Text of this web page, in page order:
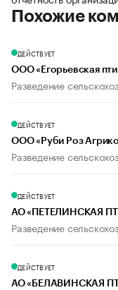
Похожие
ДЕЙСТВУЕТ
ООО «Егорьевская
Разведение
ДЕЙСТВУЕТ
ООО «Руби Роз
Разведение
ДЕЙСТВУЕТ
АО «ПЕТЕЛИНСКАЯ
Разведение
ДЕЙСТВУЕТ
АО «БЕЛАВИНСКАЯ